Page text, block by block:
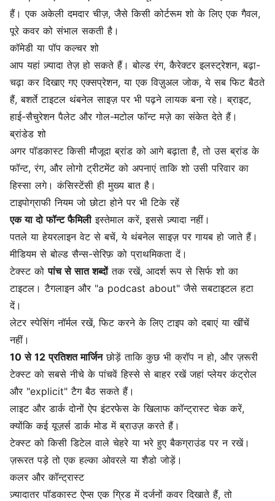
हैं। एक अकेली दमदार चीज़, जैसे किसी कोर्टरूम शो के लिए एक गैवल,
पूरे कवर को संभाल सकती है।
कॉमेडी या पॉप कल्चर शो
आप यहां ज़्यादा तेज़ हो सकते हैं। बोल्ड रंग, कैरेक्टर इलस्ट्रेशन, बढ़ा-
चढ़ा कर दिखाए गए एक्सप्रेशन, या एक विज़ुअल जोक, ये सब फिट बैठते
हैं, बशर्ते टाइटल थंबनेल साइज़ पर भी पढ़ने लायक बना रहे। ब्राइट,
हाई-सैचुरेशन पैलेट और गोल-मटोल फॉन्ट मज़े का संकेत देते हैं।
ब्रांडेड शो
अगर पॉडकास्ट किसी मौजूदा ब्रांड को आगे बढ़ाता है, तो उस ब्रांड के
फॉन्ट, रंग, और लोगो ट्रीटमेंट को अपनाएं ताकि शो उसी परिवार का
हिस्सा लगे। कंसिस्टेंसी ही मुख्य बात है।
टाइपोग्राफी नियम जो छोटा होने पर भी टिके रहें
एक या दो फॉन्ट फैमिलीइस्तेमाल करें, इससे ज़्यादा नहीं।
पतले या हेयरलाइन वेट से बचें, ये थंबनेल साइज़ पर गायब हो जाते हैं।
मीडियम से बोल्ड सैन्स-सेरिफ़ को प्राथमिकता दें।
टेक्स्ट कोपांच से सात शब्दोंतक रखें, आदर्श रूप से सिर्फ शो का
टाइटल। टैगलाइन और "a podcast about" जैसे सबटाइटल हटा
दें।
लेटर स्पेसिंग नॉर्मल रखें, फिट करने के लिए टाइप को दबाएं या खींचें
नहीं।
10 से 12 प्रतिशत मार्जिनछोड़ें ताकि कुछ भी क्रॉप न हो, और ज़रूरी
टेक्स्ट को सबसे नीचे के पांचवें हिस्से से बाहर रखें जहां प्लेयर कंट्रोल
और "explicit" टैग बैठ सकते हैं।
लाइट और डार्क दोनों ऐप इंटरफेस के खिलाफ कॉन्ट्रास्ट चेक करें,
क्योंकि कई यूज़र्स डार्क मोड में ब्राउज़ करते हैं।
टेक्स्ट को किसी डिटेल वाले चेहरे या भरे हुए बैकग्राउंड पर न रखें।
ज़रूरत पड़े तो एक हल्का ओवरले या शैडो जोड़ें।
कलर और कॉन्ट्रास्ट
ज़्यादातर पॉडकास्ट ऐप्स एक ग्रिड में दर्जनों कवर दिखाते हैं, तो